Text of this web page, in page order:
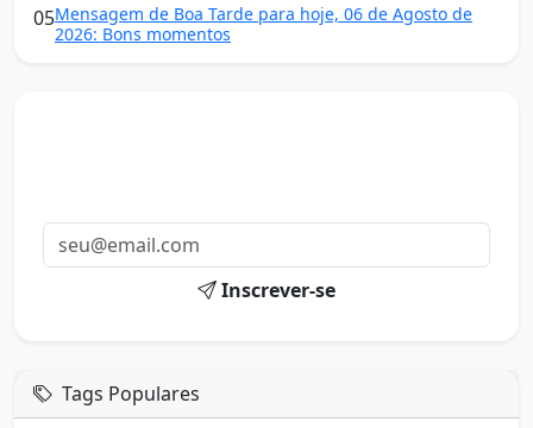
05Mensagem de Boa Tarde para hoje, 06 de Agosto de
2026: Bons momentos
Inscrever-se
Tags Populares